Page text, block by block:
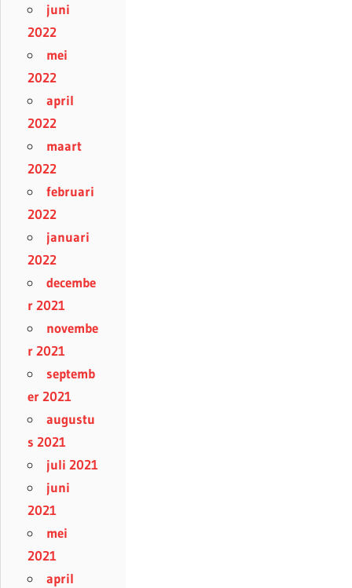
juni
2022
mei
2022
april
2022
maart
2022
februari
2022
januari
2022
decembe
r 2021
novembe
r 2021
septemb
er 2021
augustu
s 2021
juli 2021
juni
2021
mei
2021
april